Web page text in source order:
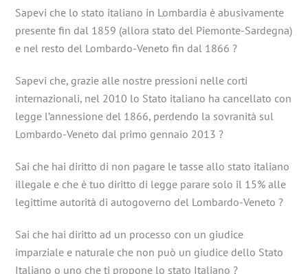
Sapevi che lo stato italiano in Lombardia è abusivamente
presente fin dal 1859 (allora stato del Piemonte-Sardegna)
e nel resto del Lombardo-Veneto fin dal 1866 ?
Sapevi che, grazie alle nostre pressioni nelle corti
internazionali, nel 2010 lo Stato italiano ha cancellato con
legge l’annessione del 1866, perdendo la sovranità sul
Lombardo-Veneto dal primo gennaio 2013 ?
Sai che hai diritto di non pagare le tasse allo stato italiano
illegale e che è tuo diritto di legge parare solo il 15% alle
legittime autorità di autogoverno del Lombardo-Veneto ?
Sai che hai diritto ad un processo con un giudice
imparziale e naturale che non può un giudice dello Stato
Italiano o uno che ti propone lo stato Italiano ?